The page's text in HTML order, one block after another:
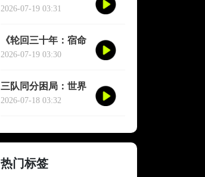
世界杯的资本拓扑与
2026-07-19 03:31
《轮回三十年：宿命
在卡塔尔重写》
2026-07-19 03:30
三队同分困局：世界
杯小组出线算法中的
2026-07-18 03:32
热门标签